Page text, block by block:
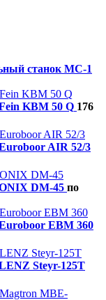
станок МС-1
KBM 50 Q 176
AIR 52/3
DM-45 по
EBM 360
Steyr-125T